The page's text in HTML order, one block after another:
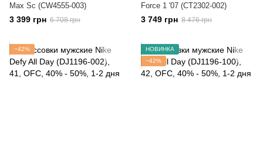
Max Sc (CW4555-003)
3 399 грн 6 708 грн
Force 1 '07 (CT2302-002)
3 749 грн 8 476 грн
−42%
НОВИНКА
−42%